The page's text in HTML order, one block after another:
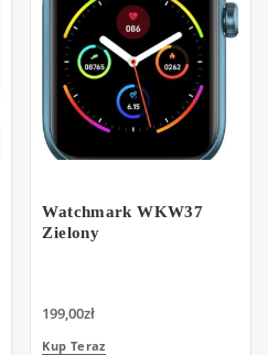
Watchmark WKW37
Zielony
199,00zł
Kup Teraz